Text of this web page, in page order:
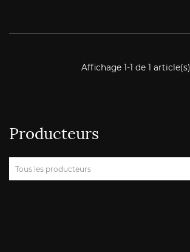
Affichage 1-1 de 1 article(s)
Producteurs